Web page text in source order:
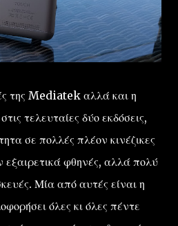
της Mediatek αλλά και η
τελευταίες δύο εκδόσεις,
σε πολλές πλέον κινέζικες
εξαιρετικά φθηνές, αλλά πολύ
Μία από αυτές είναι η
όλες κι όλες πέντε